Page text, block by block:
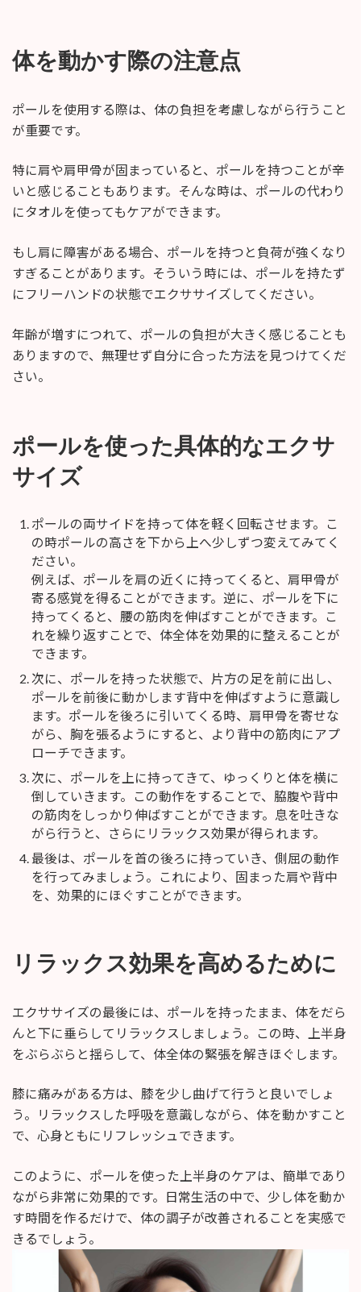
体を動かす際の注意点
ポールを使用する際は、体の負担を考慮しながら行うこと
が重要です。
特に肩や肩甲骨が固まっていると、ポールを持つことが辛
いと感じることもあります。そんな時は、ポールの代わり
にタオルを使ってもケアができます。
もし肩に障害がある場合、ポールを持つと負荷が強くなり
すぎることがあります。そういう時には、ポールを持たず
にフリーハンドの状態でエクササイズしてください。
年齢が増すにつれて、ポールの負担が大きく感じることも
ありますので、無理せず自分に合った方法を見つけてくだ
さい。
ポールを使った具体的なエクサ
サイズ
ポールの両サイドを持って体を軽く回転させます。こ
の時ポールの高さを下から上へ少しずつ変えてみてく
ださい。
例えば、ポールを肩の近くに持ってくると、肩甲骨が
寄る感覚を得ることができます。逆に、ポールを下に
持ってくると、腰の筋肉を伸ばすことができます。こ
れを繰り返すことで、体全体を効果的に整えることが
できます。
次に、ポールを持った状態で、片方の足を前に出し、
ポールを前後に動かします背中を伸ばすように意識し
ます。ポールを後ろに引いてくる時、肩甲骨を寄せな
がら、胸を張るようにすると、より背中の筋肉にアプ
ローチできます。
次に、ポールを上に持ってきて、ゆっくりと体を横に
倒していきます。この動作をすることで、脇腹や背中
の筋肉をしっかり伸ばすことができます。息を吐きな
がら行うと、さらにリラックス効果が得られます。
最後は、ポールを首の後ろに持っていき、側屈の動作
を行ってみましょう。これにより、固まった肩や背中
を、効果的にほぐすことができます。
リラックス効果を高めるために
エクササイズの最後には、ポールを持ったまま、体をだら
んと下に垂らしてリラックスしましょう。この時、上半身
をぶらぶらと揺らして、体全体の緊張を解きほぐします。
膝に痛みがある方は、膝を少し曲げて行うと良いでしょ
う。リラックスした呼吸を意識しながら、体を動かすこと
で、心身ともにリフレッシュできます。
このように、ポールを使った上半身のケアは、簡単であり
ながら非常に効果的です。日常生活の中で、少し体を動か
す時間を作るだけで、体の調子が改善されることを実感で
きるでしょう。